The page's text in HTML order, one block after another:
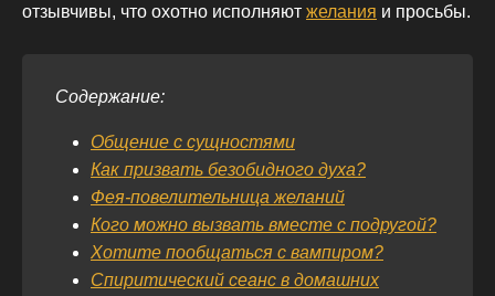
отзывчивы, что охотно исполняют желания и просьбы.
Содержание:
Общение с сущностями
Как призвать безобидного духа?
Фея-повелительница желаний
Кого можно вызвать вместе с подругой?
Хотите пообщаться с вампиром?
Спиритический сеанс в домашних